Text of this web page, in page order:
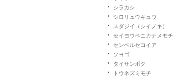
シラカシ
シロリュウキュウ
スダジイ（シイノキ）
セイヨウベニカナメモチ
センペルセコイア
ソヨゴ
タイサンボク
トウネズミモチ